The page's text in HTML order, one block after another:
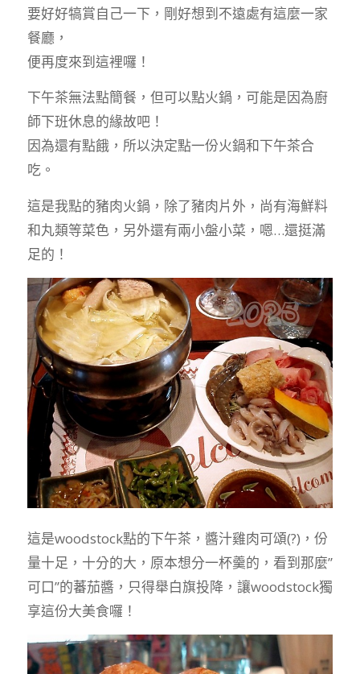
要好好犒賞自己一下，剛好想到不遠處有這麼一家
餐廳，
便再度來到這裡囉！
下午茶無法點簡餐，但可以點火鍋，可能是因為廚
師下班休息的緣故吧！
因為還有點餓，所以決定點一份火鍋和下午茶合
吃。
這是我點的豬肉火鍋，除了豬肉片外，尚有海鮮料
和丸類等菜色，另外還有兩小盤小菜，嗯…還挺滿
足的！
這是woodstock點的下午茶，醬汁雞肉可頌(?)，份
量十足，十分的大，原本想分一杯羹的，看到那麼”
可口”的蕃茄醬，只得舉白旗投降，讓woodstock獨
享這份大美食囉！